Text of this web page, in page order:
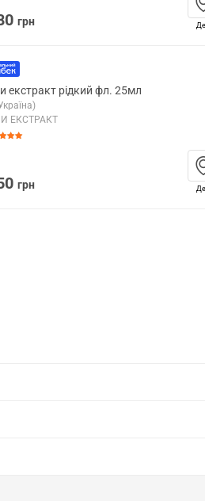
грн
екстракт рідкий фл. 25мл
ЕКСТРАКТ
грн